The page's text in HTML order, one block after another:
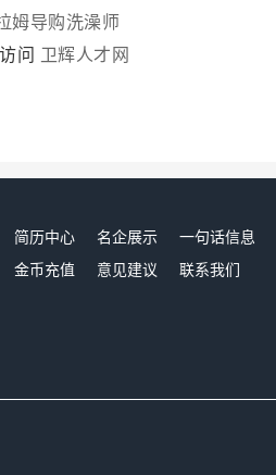
姆导购洗澡师
问 卫辉人才网
简历中心 名企展示 一句话信息
金币充值 意见建议 联系我们